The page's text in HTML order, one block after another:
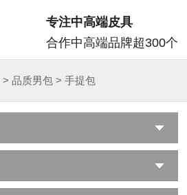
专注中高端皮具
合作中高端品牌超300个
>品质男包 >手提包